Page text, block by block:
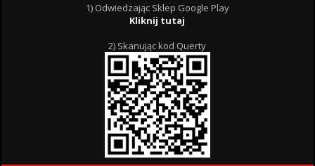
1) Odwiedzając Sklep Google Play
Kliknij tutaj
2) Skanując kod Querty